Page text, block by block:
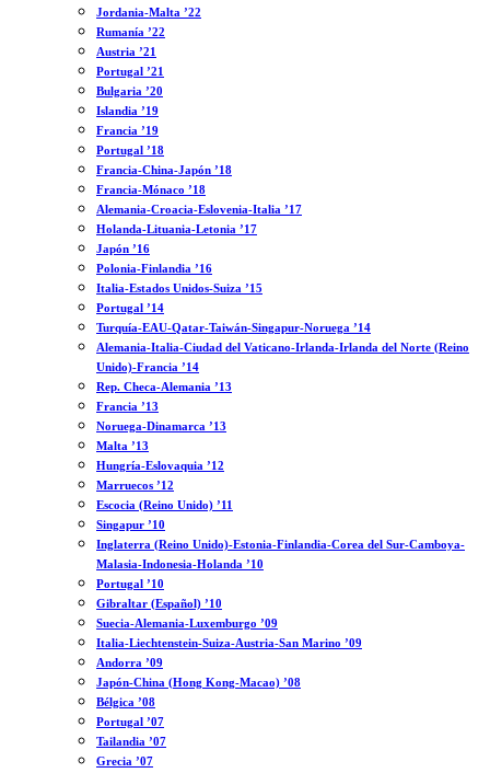
Jordania-Malta ’22
Rumanía ’22
Austria ’21
Portugal ’21
Bulgaria ’20
Islandia ’19
Francia ’19
Portugal ’18
Francia-China-Japón ’18
Francia-Mónaco ’18
Alemania-Croacia-Eslovenia-Italia ’17
Holanda-Lituania-Letonia ’17
Japón ’16
Polonia-Finlandia ’16
Italia-Estados Unidos-Suiza ’15
Portugal ’14
Turquía-EAU-Qatar-Taiwán-Singapur-Noruega ’14
Alemania-Italia-Ciudad del Vaticano-Irlanda-Irlanda del Norte (Reino
Unido)-Francia ’14
Rep. Checa-Alemania ’13
Francia ’13
Noruega-Dinamarca ’13
Malta ’13
Hungría-Eslovaquia ’12
Marruecos ’12
Escocia (Reino Unido) ’11
Singapur ’10
Inglaterra (Reino Unido)-Estonia-Finlandia-Corea del Sur-Camboya-
Malasia-Indonesia-Holanda ’10
Portugal ’10
Gibraltar (Español) ’10
Suecia-Alemania-Luxemburgo ’09
Italia-Liechtenstein-Suiza-Austria-San Marino ’09
Andorra ’09
Japón-China (Hong Kong-Macao) ’08
Bélgica ’08
Portugal ’07
Tailandia ’07
Grecia ’07